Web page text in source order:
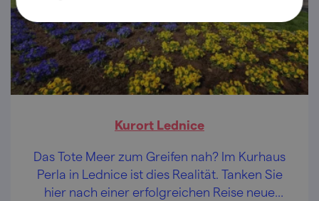
Kurort Lednice
Das Tote Meer zum Greifen nah? Im Kurhaus
Perla in Lednice ist dies Realität. Tanken Sie
hier nach einer erfolgreichen Reise neue